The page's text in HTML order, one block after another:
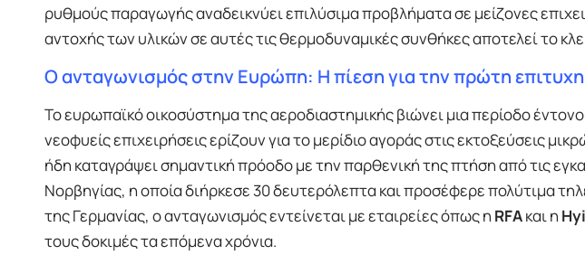
ρυθμούς παραγωγής αναδεικνύει επιλύσιμα προβλήματα σε μείζονες
αντοχής των υλικών σε αυτές τις θερμοδυναμικές συνθήκες αποτελεί το
Ο ανταγωνισμός στην Ευρώπη: Η πίεση για την πρώτη
Το ευρωπαϊκό οικοσύστημα της αεροδιαστημικής βιώνει μια περίοδο
νεοφυείς επιχειρήσεις ερίζουν για το μερίδιο αγοράς στις εκτοξεύσεις
ήδη καταγράψει σημαντική πρόοδο με την παρθενική της πτήση από τις
Νορβηγίας, η οποία διήρκεσε 30 δευτερόλεπτα και προσέφερε πολύτιμα
της Γερμανίας, ο ανταγωνισμός εντείνεται με εταιρείες όπως η RFAκαι η
τους δοκιμές τα επόμενα χρόνια.